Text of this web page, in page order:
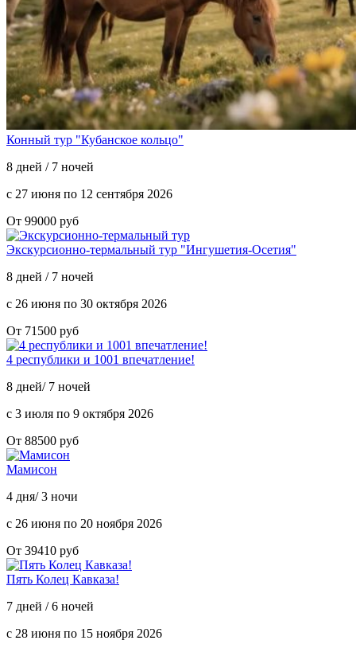
Конный тур "Кубанское кольцо"
8 дней / 7 ночей
с 27 июня по 12 сентября 2026
От 99000 руб
Экскурсионно-термальный тур "Ингушетия-Осетия"
8 дней / 7 ночей
с 26 июня по 30 октября 2026
От 71500 руб
4 республики и 1001 впечатление!
8 дней/ 7 ночей
с 3 июля по 9 октября 2026
От 88500 руб
Мамисон
4 дня/ 3 ночи
с 26 июня по 20 ноября 2026
От 39410 руб
Пять Колец Кавказа!
7 дней / 6 ночей
с 28 июня по 15 ноября 2026